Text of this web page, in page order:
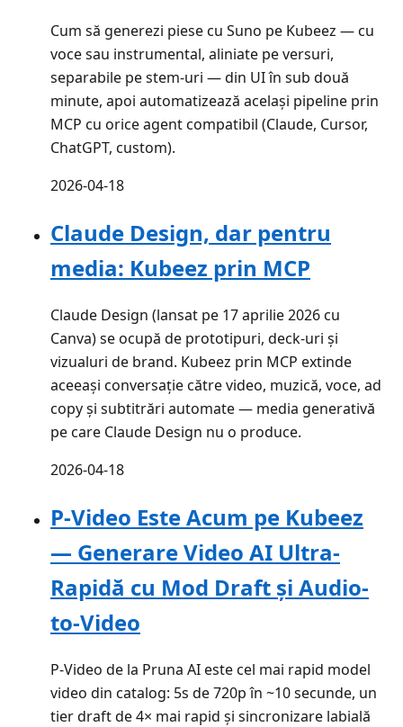
Cum să generezi piese cu Suno pe Kubeez — cu
voce sau instrumental, aliniate pe versuri,
separabile pe stem-uri — din UI în sub două
minute, apoi automatizează același pipeline prin
MCP cu orice agent compatibil (Claude, Cursor,
ChatGPT, custom).
2026-04-18
Claude Design, dar pentru
media: Kubeez prin MCP
Claude Design (lansat pe 17 aprilie 2026 cu
Canva) se ocupă de prototipuri, deck-uri și
vizualuri de brand. Kubeez prin MCP extinde
aceeași conversație către video, muzică, voce, ad
copy și subtitrări automate — media generativă
pe care Claude Design nu o produce.
2026-04-18
P-Video Este Acum pe Kubeez
— Generare Video AI Ultra-
Rapidă cu Mod Draft și Audio-
to-Video
P-Video de la Pruna AI este cel mai rapid model
video din catalog: 5s de 720p în ~10 secunde, un
tier draft de 4× mai rapid și sincronizare labială